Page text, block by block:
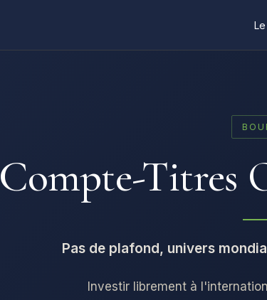
Compte-Titres
Pas de plafond, univers
Investir librement à